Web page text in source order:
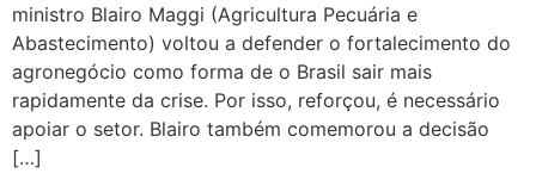
ministro Blairo Maggi (Agricultura Pecuária e
Abastecimento) voltou a defender o fortalecimento do
agronegócio como forma de o Brasil sair mais
rapidamente da crise. Por isso, reforçou, é necessário
apoiar o setor. Blairo também comemorou a decisão
[…]